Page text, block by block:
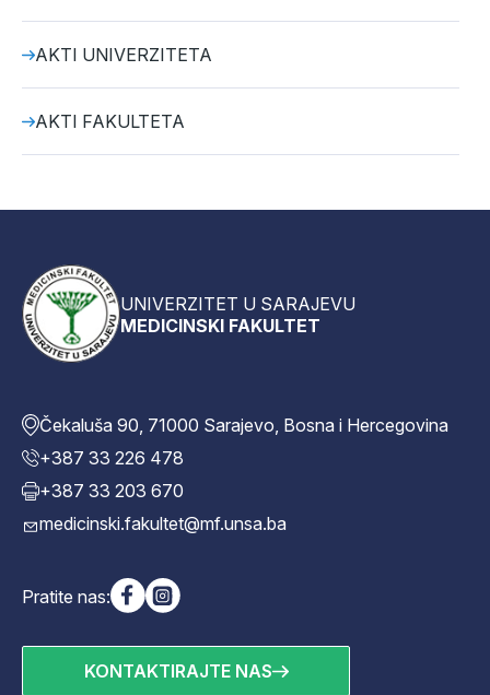
AKTI UNIVERZITETA
AKTI FAKULTETA
UNIVERZITET U SARAJEVU
MEDICINSKI FAKULTET
Čekaluša 90, 71000 Sarajevo, Bosna i Hercegovina
+387 33 226 478
+387 33 203 670
medicinski.fakultet@mf.unsa.ba
Pratite nas:
KONTAKTIRAJTE NAS